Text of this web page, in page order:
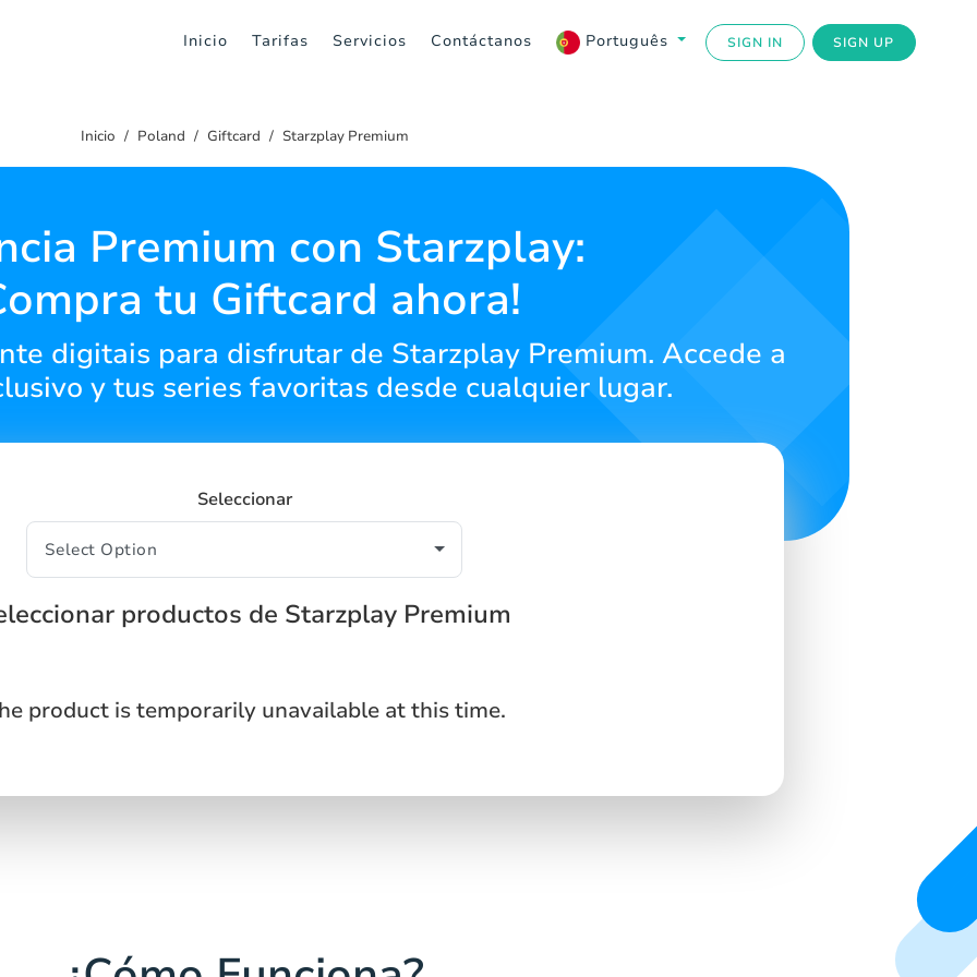
Inicio Tarifas Servicios Contáctanos Português SIGN IN SIGN UP
Inicio Poland Giftcard Starzplay Premium
Premium con Starzplay:
tu Giftcard ahora!
digitais para disfrutar de Starzplay Premium. Accede a
y tus series favoritas desde cualquier lugar.
Seleccionar
productos de Starzplay Premium
product is temporarily unavailable at this time.